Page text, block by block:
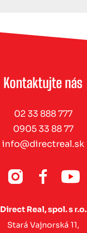
Kontaktujte nás
02 33 888 777
0905 33 88 77
info@directreal.sk
Direct Real, spol. s r.o.
Stará Vajnorská 11,